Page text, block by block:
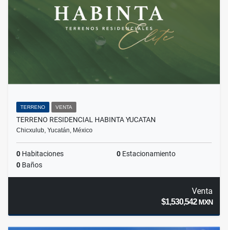
TERRENO VENTA
TERRENO RESIDENCIAL HABINTA YUCATAN
Chicxulub, Yucatán, México
0 Habitaciones 0 Estacionamiento
0 Baños
Venta
$1,530,542MXN